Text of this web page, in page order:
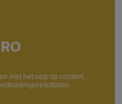
met het oog op comfort,